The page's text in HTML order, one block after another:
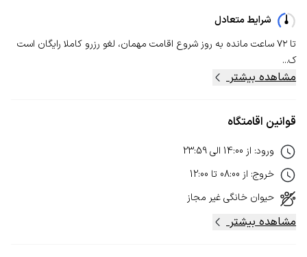
شرایط متعادل
تا ۷۲ ساعت مانده به روز شروع اقامت مهمان، لغو رزرو کاملا رایگان است
ک...
مشاهده بیشتر
قوانین اقامتگاه
ورود: از 14:00 الی23:59
خروج: از 08:00 تا 12:00
حیوان خانگیغیر مجاز
مشاهده بیشتر